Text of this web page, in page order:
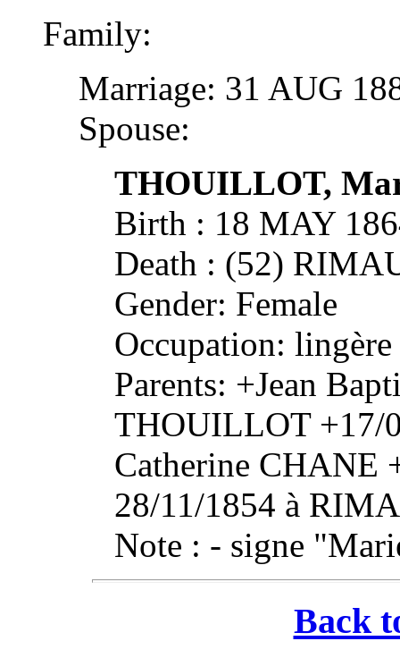
Family:
Marriage: 31 AUG
Spouse:
THOUILLOT,
Birth : 18 MAY
Death : (52)
Gender: Female
Occupation: lingère
Parents: +Jean
THOUILLOT +17/
Catherine CHANE
28/11/1854 à
Note : - signe
Back